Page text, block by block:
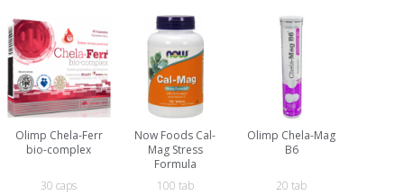
Olimp Chela-Ferr
bio-complex
30 caps
Now Foods Cal-
Mag Stress
Formula
100 tab
Olimp Chela-Mag
B6
20 tab